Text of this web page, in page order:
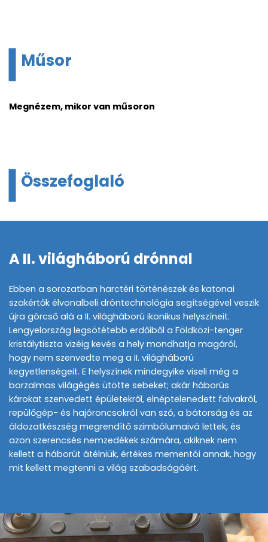
Műsor
Megnézem, mikor van műsoron
Összefoglaló
A II. világháború drónnal
Ebben a sorozatban harctéri történészek és katonai
szakértők élvonalbeli dróntechnológia segítségével veszik
újra górcső alá a II. világháború ikonikus helyszíneit.
Lengyelország legsötétebb erdőiből a Földközi-tenger
kristálytiszta vizéig kevés a hely mondhatja magáról,
hogy nem szenvedte meg a II. világháború
kegyetlenségeit. E helyszínek mindegyike viseli még a
borzalmas világégés ütötte sebeket; akár háborús
károkat szenvedett épületekről, elnéptelenedett falvakról,
repülőgép- és hajóroncsokról van szó, a bátorság és az
áldozatkészség megrendítő szimbólumaivá lettek, és
azon szerencsés nemzedékek számára, akiknek nem
kellett a háborút átélniük, értékes mementói annak, hogy
mit kellett megtenni a világ szabadságáért.